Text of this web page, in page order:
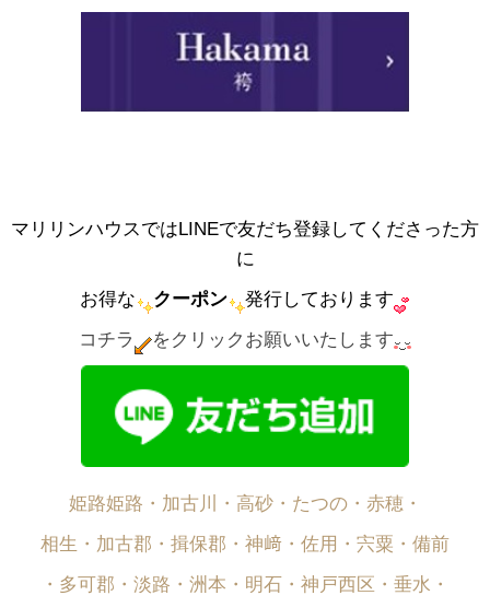
マリリンハウスではLINEで友だち登録してくださった方
に
お得な
クーポン
発行しております
コチラ
をクリックお願いいたします
姫路姫路・加古川・高砂・たつの・赤穂・
相生・加古郡・揖保郡・神﨑・佐用・宍粟・備前
・多可郡・淡路・洲本・明石・神戸西区・垂水・